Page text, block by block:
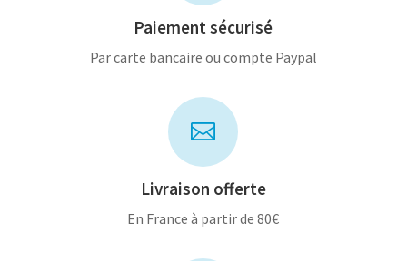
Paiement sécurisé
Par carte bancaire ou compte Paypal

Livraison offerte
En France à partir de 80€